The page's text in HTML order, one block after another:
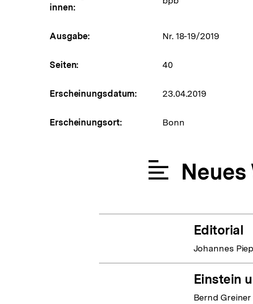
innen:
Ausgabe: Nr. 18-19/2019
Seiten: 40
Erscheinungsdatum: 23.04.2019
Erscheinungsort: Bonn
Editorial
Johannes
Einstein
Bernd Greiner